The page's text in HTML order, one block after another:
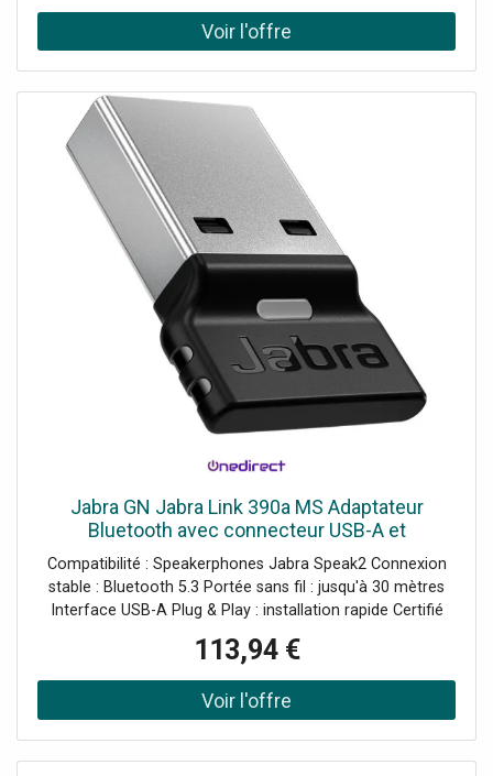
avec symboles intelligents et commentaires •
composants réutilisables pour une irrigation durable •
production européenne de haute qualité Parametres de
goutte a goutte souterrain (réf. 1395) • compatible avec
les tubes de pose Flex (réf. 1346, 1347) • convient aux
tuyaux goutte a goutte de 13 mm (réf. 13503, 13504)
Contenu du pack d'accouplement universel : • 1 raccord
universel Domaine d'application de l'accouplement
universel : • raccordement de tuyaux et conduites goutte
a goutte au Micro-Drip-System • créer une connexion
entre les systemes d’irrigation aériens et souterrains •
irrigation efficace des jardins et des massifs de fleurs>
Jabra GN Jabra Link 390a MS Adaptateur
Bluetooth avec connecteur USB-A et
certification Microsoft Teams conçu pour offrir
une connexion stable entre votre PC
Compatibilité : Speakerphones Jabra Speak2 Connexion
stable : Bluetooth 5.3 Portée sans fil : jusqu'à 30 mètres
Interface USB-A Plug & Play : installation rapide Certifié
113,94 €